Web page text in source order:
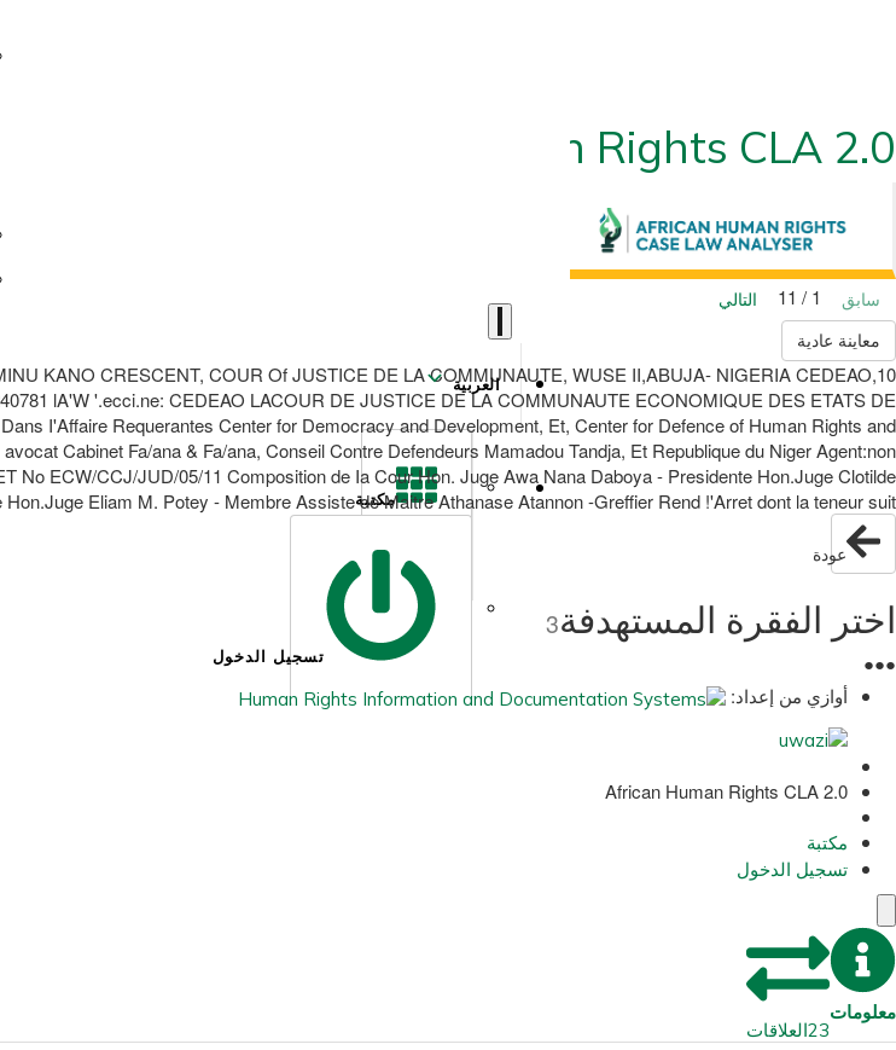
African Human Rights CLA 2.0
العربية
مكتبة
تسجيل الدخول
سابق
التالي
معاينة عادية
KANO CRESCENT, COUR Of JUSTICE DE LA COMMUNAUTE, WUSE II,ABUJA- NIGERIA CEDEAO
lA'W '.ecci.ne: CEDEAO LACOUR DE JUSTICE DE LA COMMUNAUTE ECONOMIQUE DES ETATS DE
I'Affaire Requerantes Center for Democracy and Development, Et, Center for Defence of Human Rights and
Cabinet Fa/ana & Fa/ana, Conseil Contre Defendeurs Mamadou Tandja, Et Republique du Niger Agent:non
ECW/CCJ/JUD/05/11 Composition de Ia Cour Hon. Juge Awa Nana Daboya - Presidente Hon.Juge Clotilde
Eliam M. Potey - Membre Assiste de Maitre Athanase Atannon -Greffier Rend !'Arret dont la teneur suit :
عودة
اختر الفقرة المستهدفة3
●
●
●
أوازي من إعداد:
African Human Rights CLA 2.0
مكتبة
تسجيل الدخول
معلومات
23العلاقات